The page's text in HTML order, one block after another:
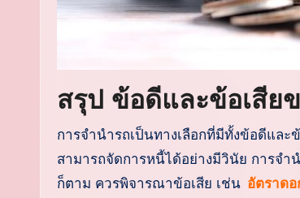
สรุป ข้อดีและข้อเสีย
การจำนำรถเป็นทางเลือกที่มีทั้งข้อดีแ
สามารถจัดการหนี้ได้อย่างมีวินัย การจำ
ก็ตาม ควรพิจารณาข้อเสีย เช่น อัตราดอ